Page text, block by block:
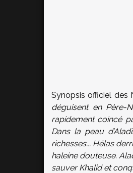
Synopsis officiel des
déguisent en Père-
rapidement coincé
Dans la peau
richesses... Hélas
haleine douteuse.
sauver Khalid et